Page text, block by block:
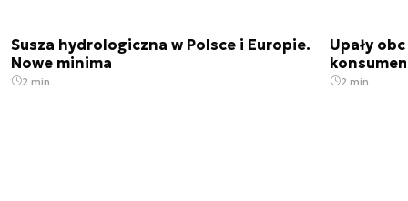
Susza hydrologiczna w Polsce i Europie.
Nowe minima
2 min.
Upały
2 min.